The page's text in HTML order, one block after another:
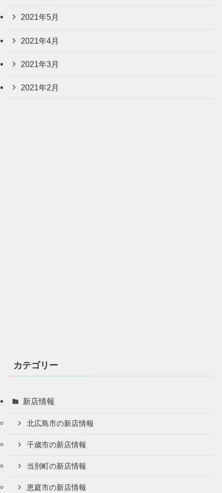
2021年5月
2021年4月
2021年3月
2021年2月
カテゴリー
新店情報
北広島市の新店情報
千歳市の新店情報
当別町の新店情報
恵庭市の新店情報